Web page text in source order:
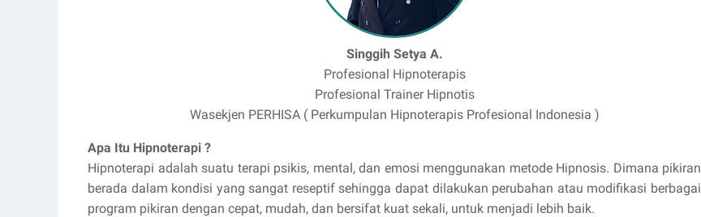
Singgih Setya A.
Profesional Hipnoterapis
Profesional Trainer Hipnotis
Wasekjen PERHISA ( Perkumpulan Hipnoterapis Profesional Indonesia )
Apa Itu Hipnoterapi ?
Hipnoterapi adalah suatu terapi psikis, mental, dan emosi menggunakan metode Hipnosis. Dimana pikiran
berada dalam kondisi yang sangat reseptif sehingga dapat dilakukan perubahan atau modifikasi berbagai
program pikiran dengan cepat, mudah, dan bersifat kuat sekali, untuk menjadi lebih baik.